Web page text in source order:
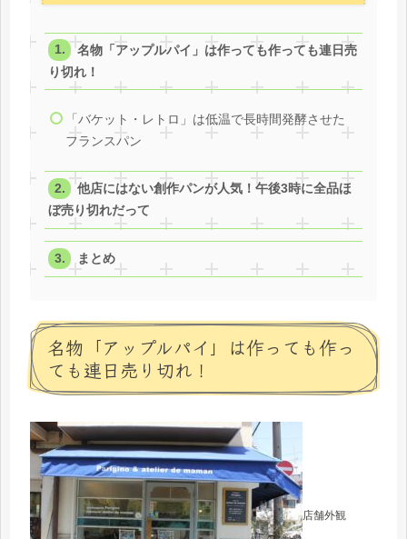
名物「アップルパイ」は作っても作っても連日売
り切れ！
「バケット・レトロ」は低温で長時間発酵させた
フランスパン
他店にはない創作パンが人気！午後3時に全品ほ
ぼ売り切れだって
まとめ
名物「アップルパイ」は作っても作っ
ても連日売り切れ！
店舗外観